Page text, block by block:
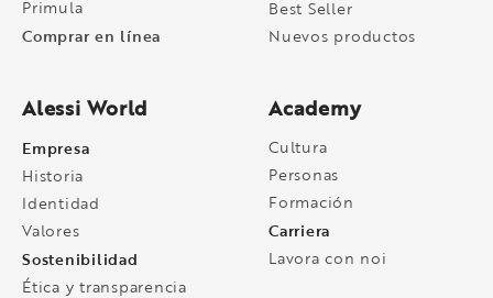
Primula
Comprar en línea
Best Seller
Nuevos productos
Alessi World
Empresa
Historia
Identidad
Valores
Sostenibilidad
Ética y transparencia
Academy
Cultura
Personas
Formación
Carriera
Lavora con noi